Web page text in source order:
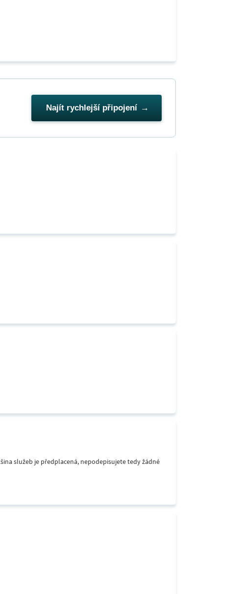
Najít rychlejší připojení
služeb je předplacená, nepodepisujete tedy žádné